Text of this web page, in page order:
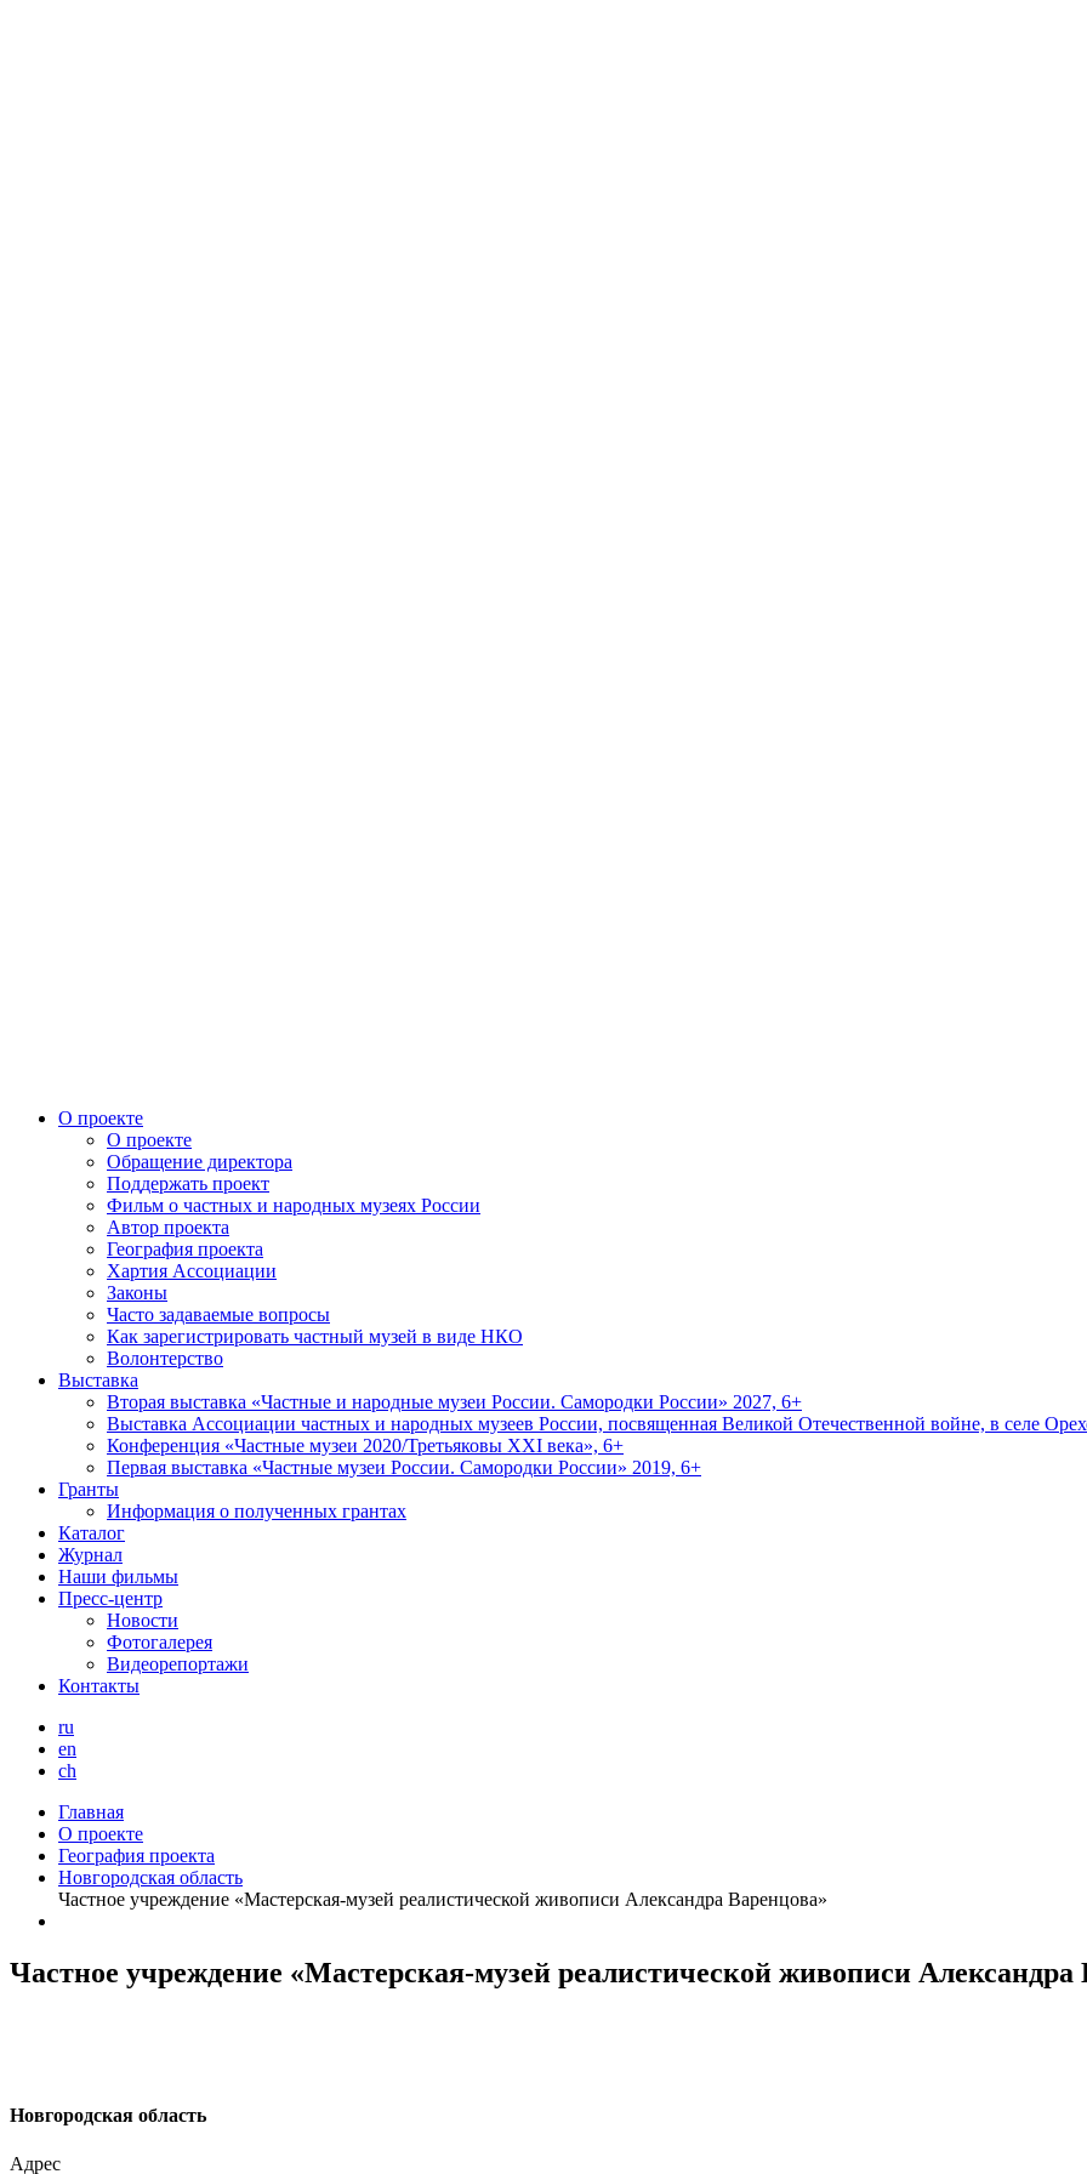
О проекте
О проекте
Обращение директора
Поддержать проект
Фильм о частных и народных музеях России
Автор проекта
География проекта
Хартия Ассоциации
Законы
Часто задаваемые вопросы
Как зарегистрировать частный музей в виде НКО
Волонтерство
Выставка
Вторая выставка «Частные и народные музеи России. Самородки России» 2027, 6+
Выставка Ассоциации частных и народных музеев России, посвященная Великой Отечественной войне, в селе
Конференция «Частные музеи 2020/Третьяковы XXI века», 6+
Первая выставка «Частные музеи России. Самородки России» 2019, 6+
Гранты
Информация о полученных грантах
Каталог
Журнал
Наши фильмы
Пресс-центр
Новости
Фотогалерея
Видеорепортажи
Контакты
ru
en
ch
Главная
О проекте
География проекта
Новгородская область
Частное учреждение «Мастерская-музей реалистической живописи Александра Варенцова»
Частное учреждение «Мастерская-музей реалистической живописи Александра
Новгородская область
Адрес